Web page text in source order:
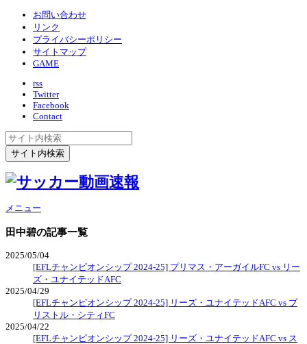
お問い合わせ
リンク
プライバシーポリシー
サイトマップ
GAME
rss
Twitter
Facebook
Contact
メニュー
田中碧の記事一覧
2025/05/04
[EFLチャンピオンシップ 2024-25] プリマス・アーガイルFC vs リー
ズ・ユナイテッドAFC
2025/04/29
[EFLチャンピオンシップ 2024-25] リーズ・ユナイテッドAFC vs ブ
リストル・シティFC
2025/04/22
[EFLチャンピオンシップ 2024-25] リーズ・ユナイテッドAFC vs ス